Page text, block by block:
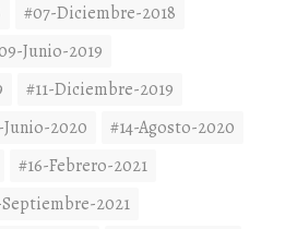
#07-Diciembre-2018
Junio-2019
#11-Diciembre-2019
Junio-2020
#14-Agosto-2020
#16-Febrero-2021
2021